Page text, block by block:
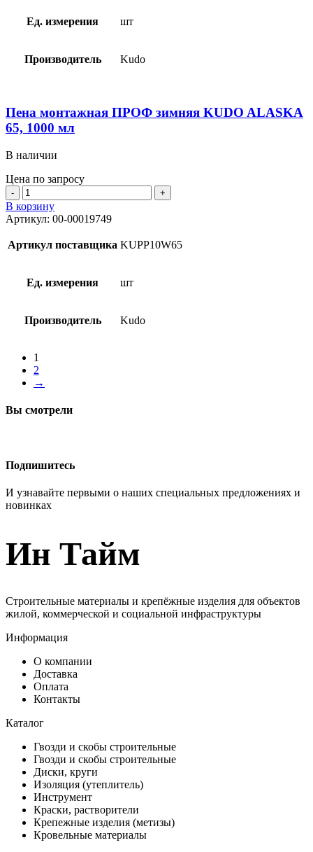
ABSOLUT
ARKTIKA
70+,
1000
Ед. измерения шт
Производитель Kudo
Пена монтажная ПРОФ зимняя KUDO ALASKA
65, 1000 мл
В наличии
Цена по запросу
Количество
товара
Пена
монтажная
ПРОФ
зимняя
ALASKA
65,
мл
В корзину
Артикул: 00-00019749
Артикул поставщика KUPP10W65
Ед. измерения шт
Производитель Kudo
1
2
→
Вы смотрели
Подпишитесь
И узнавайте первыми о наших специальных предложениях и
новинках
Ин Тайм
Строительные материалы и крепёжные изделия для объектов
жилой, коммерческой и социальной инфраструктуры
Информация
О компании
Доставка
Оплата
Контакты
Каталог
Гвозди и скобы строительные
Гвозди и скобы строительные
Диски, круги
Изоляция (утеплитель)
Инструмент
Краски, растворители
Крепежные изделия (метизы)
Кровельные материалы